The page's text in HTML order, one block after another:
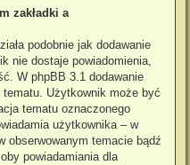
zakładki a
podobnie jak dodawanie
nie dostaje powiadomienia,
W phpBB 3.1 dodawanie
tematu. Użytkownik może być
tematu oznaczonego
użytkownika – w
obserwowanym temacie bądź
powiadamiania dla